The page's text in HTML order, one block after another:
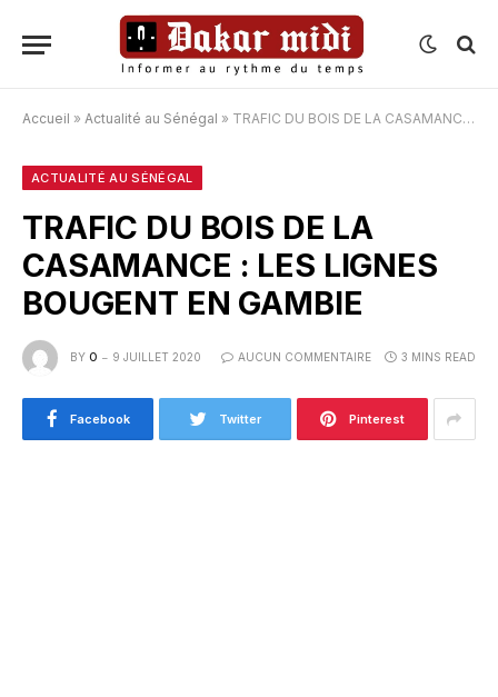
Accueil » Actualité au Sénégal » TRAFIC DU BOIS DE LA CASAMANCE : LES LIGNES BOUGENT EN GAMBIE
ACTUALITÉ AU SÉNÉGAL
TRAFIC DU BOIS DE LA
CASAMANCE : LES LIGNES
BOUGENT EN GAMBIE
BY O 9 JUILLET 2020 AUCUN COMMENTAIRE 3 MINS READ
Facebook Twitter Pinterest